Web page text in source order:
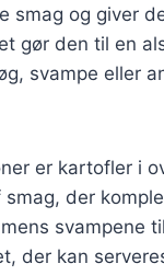
og giver
gør den til en
svampe eller
er kartofler i
der
svampene
der kan